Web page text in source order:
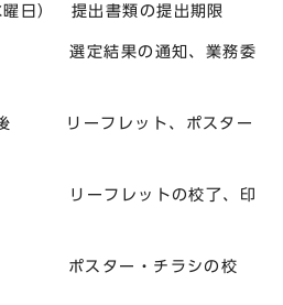
提出書類の提出期限
結果の通知、業務委
ーフレット、ポスター
リーフレットの校了、印
ター・チラシの校